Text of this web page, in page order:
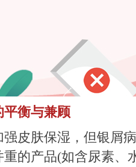
衡与兼顾
肤保湿，但银屑病
的产品(如含尿素、